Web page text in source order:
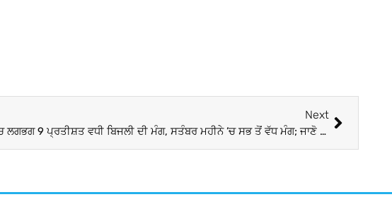
Next
ਪਿਛਲੇ 8 ਮਹੀਨਿਆਂ ’ਚ ਲਗਭਗ 9 ਪ੍ਰਤੀਸ਼ਤ ਵਧੀ ਬਿਜਲੀ ਦੀ ਮੰਗ, ਸਤੰਬਰ ਮਹੀਨੇ ’ਚ ਸਭ ਤੋਂ ਵੱਧ ਮੰਗ; ਜਾਣੋ ਕੀ ਹੈ ਕਾਰਨ